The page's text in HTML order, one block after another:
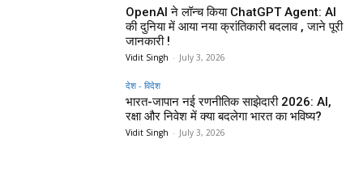
OpenAI ने लॉन्च किया ChatGPT Agent: AI
की दुनिया में आया नया क्रांतिकारी बदलाव , जाने पूरी
जानकारी !
Vidit Singh - July 3, 2026
देश - विदेश
भारत-जापान नई रणनीतिक साझेदारी 2026: AI,
रक्षा और निवेश में क्या बदलेगा भारत का भविष्य?
Vidit Singh - July 3, 2026